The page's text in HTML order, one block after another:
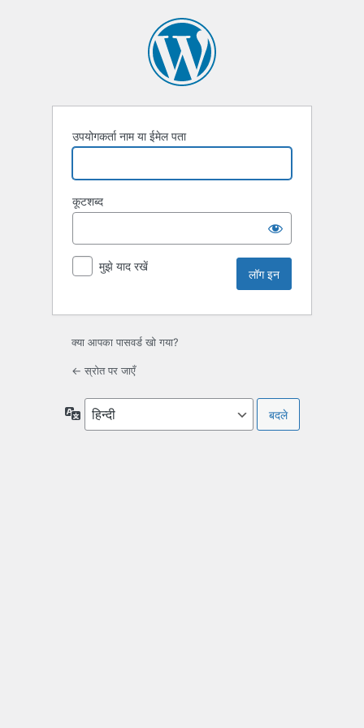
उपयोगकर्ता नाम या ईमेल पता
कूटशब्द
मुझे याद रखें
क्या आपका पासवर्ड खो गया?
← स्रोत पर जाएँ
भाषा